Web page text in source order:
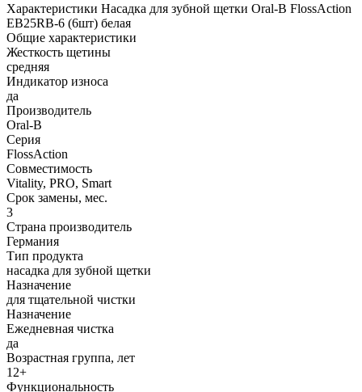
Характеристики Насадка для зубной щетки Oral-B FlossAction
EB25RB-6 (6шт) белая
Общие характеристики
Жесткость щетины
средняя
Индикатор износа
да
Производитель
Oral-B
Серия
FlossAction
Совместимость
Vitality, PRO, Smart
Срок замены, мес.
3
Страна производитель
Германия
Тип продукта
насадка для зубной щетки
Назначение
для тщательной чистки
Назначение
Ежедневная чистка
да
Возрастная группа, лет
12+
Функциональность